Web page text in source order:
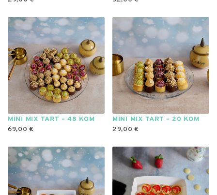
MINI MIX TART – 48 KOM
69,00€
MINI MIX TART – 20 KOM
29,00€